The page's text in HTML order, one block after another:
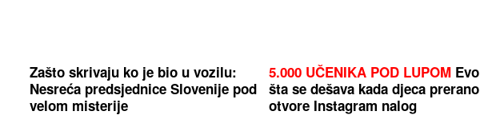
Zašto skrivaju ko je bio u vozilu:
Nesreća predsjednice Slovenije pod
velom misterije
5.000 UČENIKA POD LUPOMEvo
šta se dešava kada djeca prerano
otvore Instagram nalog